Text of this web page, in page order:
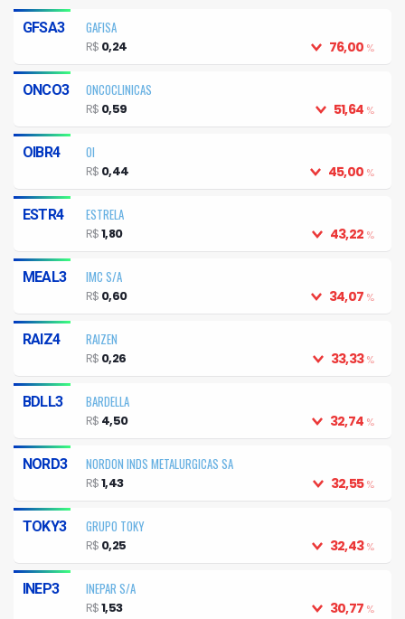
GFSA3
GAFISA
76,00 %
R$ 0,24
ONCO3
ONCOCLINICAS
51,64 %
R$ 0,59
OIBR4
OI
45,00 %
R$ 0,44
ESTR4
ESTRELA
43,22 %
R$1,80
MEAL3
IMC S/A
34,07 %
R$ 0,60
RAIZ4
RAIZEN
33,33%
R$ 0,26
BDLL3
BARDELLA
32,74 %
R$ 4,50
NORD3
NORDON INDS METALURGICAS SA
32,55%
R$1,43
TOKY3
GRUPO TOKY
32,43%
R$ 0,25
INEP3
INEPAR S/A
30,77 %
R$1,53